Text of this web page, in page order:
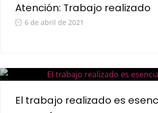
Atención: Trabajo realizado
6 de abril de 2021
El trabajo realizado es